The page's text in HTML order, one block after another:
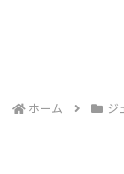
ホーム ジ